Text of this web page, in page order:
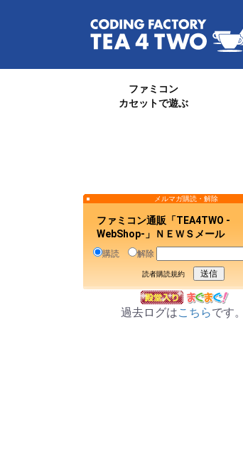
ファミコン
カセットで遊ぶ
メルマガ購読・解除
ファミコン通販「TEA4TWO -
WebShop-」ＮＥＷＳメール
購読 解除
読者購読規約
過去ログはこちらです。